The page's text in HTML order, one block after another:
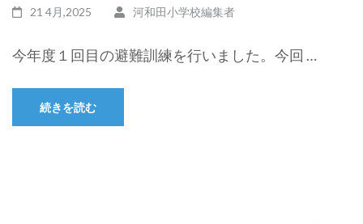
21 4月,2025 河和田小学校編集者
今年度１回目の避難訓練を行いました。今回 …
続きを読む